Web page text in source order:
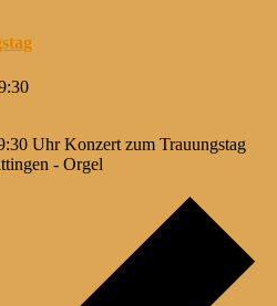
Uhr Konzert zum Trauungstag
- Orgel